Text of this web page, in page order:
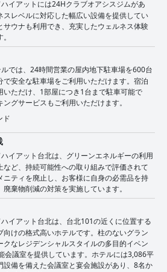
イアットには24Hクラブオアシスジムがあ
スレベルに対応した幅広い設備を提供してい
サウナも利用でき、充実したウェルネス体験
では、24時間営業の屋内地下駐車場を600台
安全な駐車場をご利用いただけます。宿泊
いただけ、1部屋につき1台まで駐車可能で
グサービスもご利用いただけます。
ド
イアット台北は、グリーンエネルギーの利用
ど、持続可能性への取り組みで評価されて
ニティを廃止し、お客様に自身の必需品を持
棄物削減の対策を実施しています。
イアット台北は、台北101の近くに位置する
向けの格式高いホテルです。柱のないグラン
クなレジデンシャルスタイルの多目的イベン
会議室を提供しています。ホテルには3,086平
設備を備えた会議室と宴会施設があり、8名か